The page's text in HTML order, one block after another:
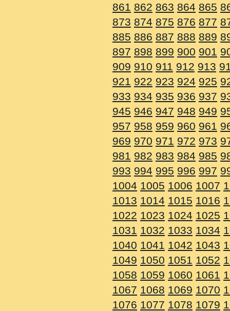
861 862 863 864 865
873 874 875 876 877
885 886 887 888 889
897 898 899 900 901
909 910 911 912 913
921 922 923 924 925
933 934 935 936 937
945 946 947 948 949
957 958 959 960 961
969 970 971 972 973
981 982 983 984 985
993 994 995 996 997
1004 1005 1006 1007
1013 1014 1015 1016
1022 1023 1024 1025
1031 1032 1033 1034
1040 1041 1042 1043
1049 1050 1051 1052
1058 1059 1060 1061
1067 1068 1069 1070
1076 1077 1078 1079